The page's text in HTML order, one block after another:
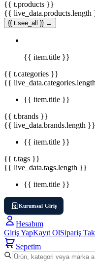
{{ t.products }}
{{
{{ t.see_all }} →
{{ item.title }}
{{ t.categories }}
{{
{{ item.title }}
{{ t.brands }}
{{ live_data.brands.length }}
{{ item.title }}
{{ t.tags }}
{{ live_data.tags.length }}
{{ item.title }}
Kurumsal Giriş
Hesabım
Giriş YapKayıt OlSipariş
Sepetim